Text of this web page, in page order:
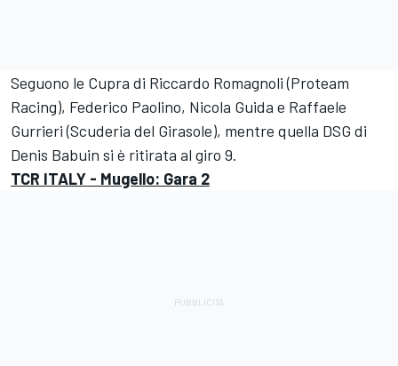
Seguono le Cupra di Riccardo Romagnoli (Proteam
Racing), Federico Paolino, Nicola Guida e Raffaele
Gurrieri (Scuderia del Girasole), mentre quella DSG di
Denis Babuin si è ritirata al giro 9.
TCR ITALY - Mugello: Gara 2